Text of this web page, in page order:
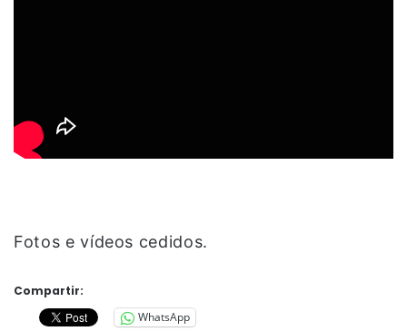
Fotos e vídeos cedidos.
Compartir:
WhatsApp